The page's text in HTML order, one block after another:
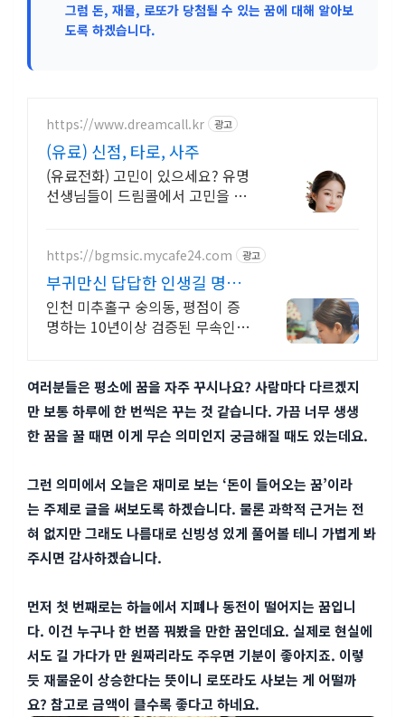
그럼 돈, 재물, 로또가 당첨될 수 있는 꿈에 대해 알아보
도록 하겠습니다.
https://www.dreamcall.kr 광고
(유료) 신점, 타로, 사주
(유료전화) 고민이 있으세요? 유명
선생님들이 드림콜에서 고민을 해
https://bgmsic.mycafe24.com 광고
부귀만신 답답한 인생길 명쾌
한 신점
인천 미추홀구 숭의동, 평점이 증
명하는 10년이상 검증된 무속인,
여러분들은 평소에 꿈을 자주 꾸시나요? 사람마다 다르겠지
만 보통 하루에 한 번씩은 꾸는 것 같습니다. 가끔 너무 생생
한 꿈을 꿀 때면 이게 무슨 의미인지 궁금해질 때도 있는데요.
그런 의미에서 오늘은 재미로 보는 ‘돈이 들어오는 꿈’이라
는 주제로 글을 써보도록 하겠습니다. 물론 과학적 근거는 전
혀 없지만 그래도 나름대로 신빙성 있게 풀어볼 테니 가볍게 봐
주시면 감사하겠습니다.
먼저 첫 번째로는 하늘에서 지폐나 동전이 떨어지는 꿈입니
다. 이건 누구나 한 번쯤 꿔봤을 만한 꿈인데요. 실제로 현실에
서도 길 가다가 만 원짜리라도 주우면 기분이 좋아지죠. 이렇
듯 재물운이 상승한다는 뜻이니 로또라도 사보는 게 어떨까
요? 참고로 금액이 클수록 좋다고 하네요.